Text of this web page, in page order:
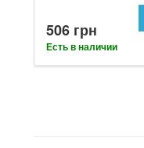
506 грн
Есть в наличии